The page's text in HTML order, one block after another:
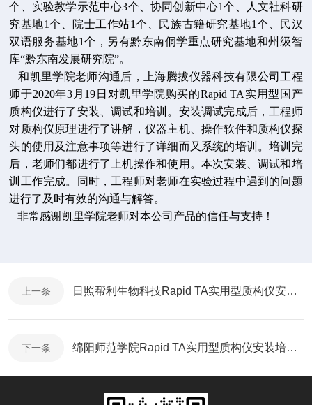
个、实验教学示范中心3个、协同创新中心1个、人文社科研
究基地1个、院士工作站1个、民族古籍研究基地1个、民汉
双语服务基地1个，另有黔东南侗学重点研究基地和州级智
库“黔东南发展研究院”。
和凯里学院老师沟通后，上海腾拔仪器科技有限公司工程
师于2020年3月19日对凯里学院购买的Rapid TA实用型国产
质构仪进行了安装、调试和培训。安装调试完成后，工程师
对质构仪原理进行了讲解， 仪器主机、操作软件和质构仪探
头的使用及注意事项等进行了详细而又系统的培训。培训完
后，老师们都进行了上机操作和使用。本次安装、调试和培
训工作完成。同时，工程师对老师在实验过程中遇到的问题
进行了及时有效的沟通与解答。
非常感谢凯里学院老师对本公司产品的信任与支持！
上一条 日照帮利生物科技Rapid TA实用型质构仪安装培训完成
下一条 绵阳师范学院Rapid TA实用型质构仪安装培训完成